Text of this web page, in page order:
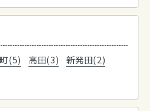
(5) 高田(3)
新発田(2)